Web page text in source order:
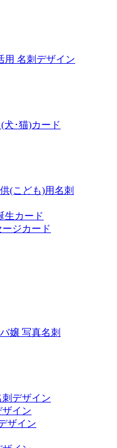
用 名刺デザイン
犬･猫)カード
(こども)用名刺
生カード
ジカード
嬢 写真名刺
刺デザイン
ザイン
ザイン